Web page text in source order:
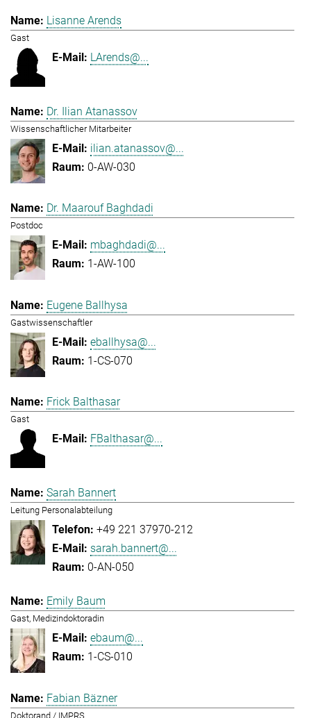
Lisanne Arends
Gast
LArends@...
Dr. Ilian Atanassov
Wissenschaftlicher Mitarbeiter
ilian.atanassov@...
0-AW-030
Dr. Maarouf Baghdadi
Postdoc
mbaghdadi@...
1-AW-100
Eugene Ballhysa
Gastwissenschaftler
eballhysa@...
1-CS-070
Frick Balthasar
Gast
FBalthasar@...
Sarah Bannert
Leitung Personalabteilung
+49 221 37970-212
sarah.bannert@...
0-AN-050
Emily Baum
Gast, Medizindoktoradin
ebaum@...
1-CS-010
Fabian Bäzner
Doktorand / IMPRS